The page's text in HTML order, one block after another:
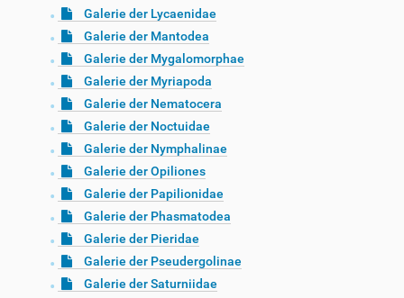
Galerie der Lycaenidae
Galerie der Mantodea
Galerie der Mygalomorphae
Galerie der Myriapoda
Galerie der Nematocera
Galerie der Noctuidae
Galerie der Nymphalinae
Galerie der Opiliones
Galerie der Papilionidae
Galerie der Phasmatodea
Galerie der Pieridae
Galerie der Pseudergolinae
Galerie der Saturniidae